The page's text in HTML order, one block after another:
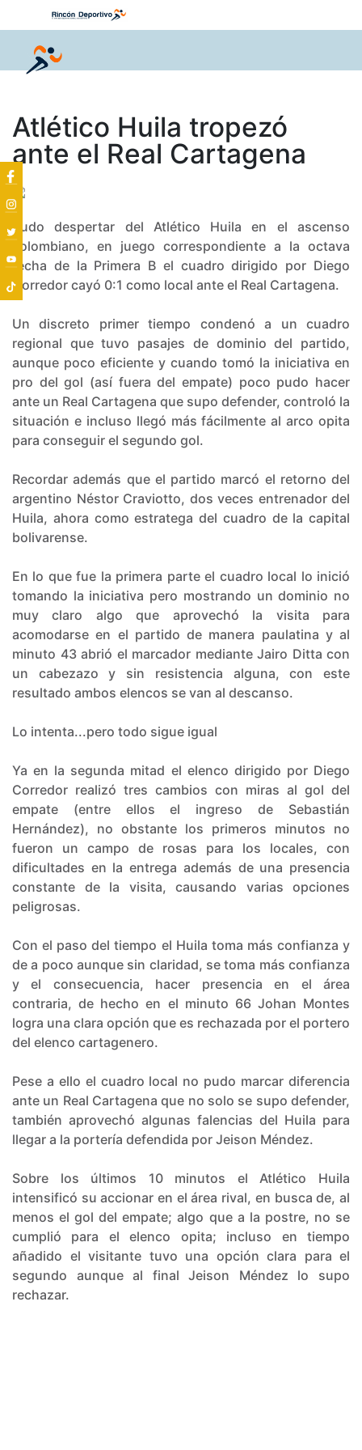
Atlético Huila tropezó
ante el Real Cartagena
Rudo despertar del Atlético Huila en el ascenso
colombiano, en juego correspondiente a la octava
fecha de la Primera B el cuadro dirigido por Diego
Corredor cayó 0:1 como local ante el Real Cartagena.
Un discreto primer tiempo condenó a un cuadro
regional que tuvo pasajes de dominio del partido,
aunque poco eficiente y cuando tomó la iniciativa en
pro del gol (así fuera del empate) poco pudo hacer
ante un Real Cartagena que supo defender, controló la
situación e incluso llegó más fácilmente al arco opita
para conseguir el segundo gol.
Recordar además que el partido marcó el retorno del
argentino Néstor Craviotto, dos veces entrenador del
Huila, ahora como estratega del cuadro de la capital
bolivarense.
En lo que fue la primera parte el cuadro local lo inició
tomando la iniciativa pero mostrando un dominio no
muy claro algo que aprovechó la visita para
acomodarse en el partido de manera paulatina y al
minuto 43 abrió el marcador mediante Jairo Ditta con
un cabezazo y sin resistencia alguna, con este
resultado ambos elencos se van al descanso.
Lo intenta...pero todo sigue igual
Ya en la segunda mitad el elenco dirigido por Diego
Corredor realizó tres cambios con miras al gol del
empate (entre ellos el ingreso de Sebastián
Hernández), no obstante los primeros minutos no
fueron un campo de rosas para los locales, con
dificultades en la entrega además de una presencia
constante de la visita, causando varias opciones
peligrosas.
Con el paso del tiempo el Huila toma más confianza y
de a poco aunque sin claridad, se toma más confianza
y el consecuencia, hacer presencia en el área
contraria, de hecho en el minuto 66 Johan Montes
logra una clara opción que es rechazada por el portero
del elenco cartagenero.
Pese a ello el cuadro local no pudo marcar diferencia
ante un Real Cartagena que no solo se supo defender,
también aprovechó algunas falencias del Huila para
llegar a la portería defendida por Jeison Méndez.
Sobre los últimos 10 minutos el Atlético Huila
intensificó su accionar en el área rival, en busca de, al
menos el gol del empate; algo que a la postre, no se
cumplió para el elenco opita; incluso en tiempo
añadido el visitante tuvo una opción clara para el
segundo aunque al final Jeison Méndez lo supo
rechazar.